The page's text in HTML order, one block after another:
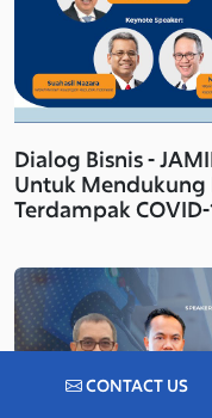
CONTACT US
Dialog Bisnis -
Untuk Mendukung
Terdampak COVID-